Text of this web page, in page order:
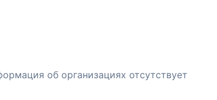
об организациях отсутствует